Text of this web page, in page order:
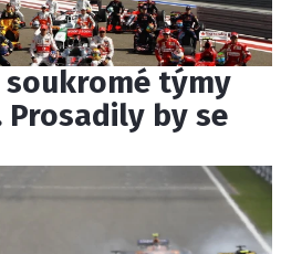
týmy
by se